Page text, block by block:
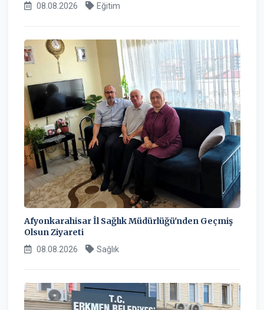
08.08.2026 Eğitim
Afyonkarahisar İl Sağlık Müdürlüğü'nden Geçmiş
Olsun Ziyareti
08.08.2026 Sağlık